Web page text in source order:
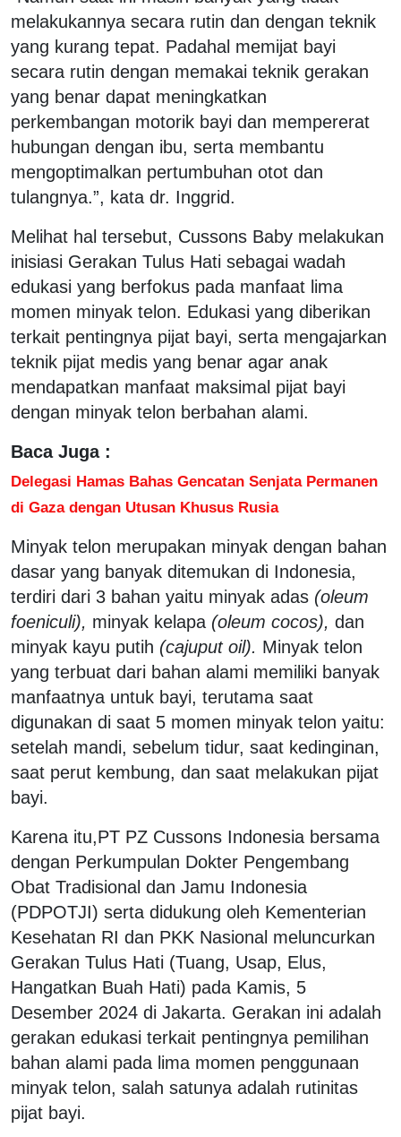
melakukannya secara rutin dan dengan teknik
yang kurang tepat. Padahal memijat bayi
secara rutin dengan memakai teknik gerakan
yang benar dapat meningkatkan
perkembangan motorik bayi dan mempererat
hubungan dengan ibu, serta membantu
mengoptimalkan pertumbuhan otot dan
tulangnya.”, kata dr. Inggrid.
Melihat hal tersebut, Cussons Baby melakukan
inisiasi Gerakan Tulus Hati sebagai wadah
edukasi yang berfokus pada manfaat lima
momen minyak telon. Edukasi yang diberikan
terkait pentingnya pijat bayi, serta mengajarkan
teknik pijat medis yang benar agar anak
mendapatkan manfaat maksimal pijat bayi
dengan minyak telon berbahan alami.
Baca Juga :
Delegasi Hamas Bahas Gencatan Senjata Permanen
di Gaza dengan Utusan Khusus Rusia
Minyak telon merupakan minyak dengan bahan
dasar yang banyak ditemukan di Indonesia,
terdiri dari 3 bahan yaitu minyak adas (oleum
foeniculi), minyak kelapa (oleum cocos), dan
minyak kayu putih (cajuput oil). Minyak telon
yang terbuat dari bahan alami memiliki banyak
manfaatnya untuk bayi, terutama saat
digunakan di saat 5 momen minyak telon yaitu:
setelah mandi, sebelum tidur, saat kedinginan,
saat perut kembung, dan saat melakukan pijat
bayi.
Karena itu,PT PZ Cussons Indonesia bersama
dengan Perkumpulan Dokter Pengembang
Obat Tradisional dan Jamu Indonesia
(PDPOTJI) serta didukung oleh Kementerian
Kesehatan RI dan PKK Nasional meluncurkan
Gerakan Tulus Hati (Tuang, Usap, Elus,
Hangatkan Buah Hati) pada Kamis, 5
Desember 2024 di Jakarta. Gerakan ini adalah
gerakan edukasi terkait pentingnya pemilihan
bahan alami pada lima momen penggunaan
minyak telon, salah satunya adalah rutinitas
pijat bayi.